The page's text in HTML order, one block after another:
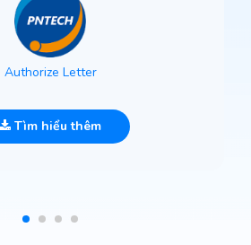
Authorize Letter
Tìm hiểu thêm